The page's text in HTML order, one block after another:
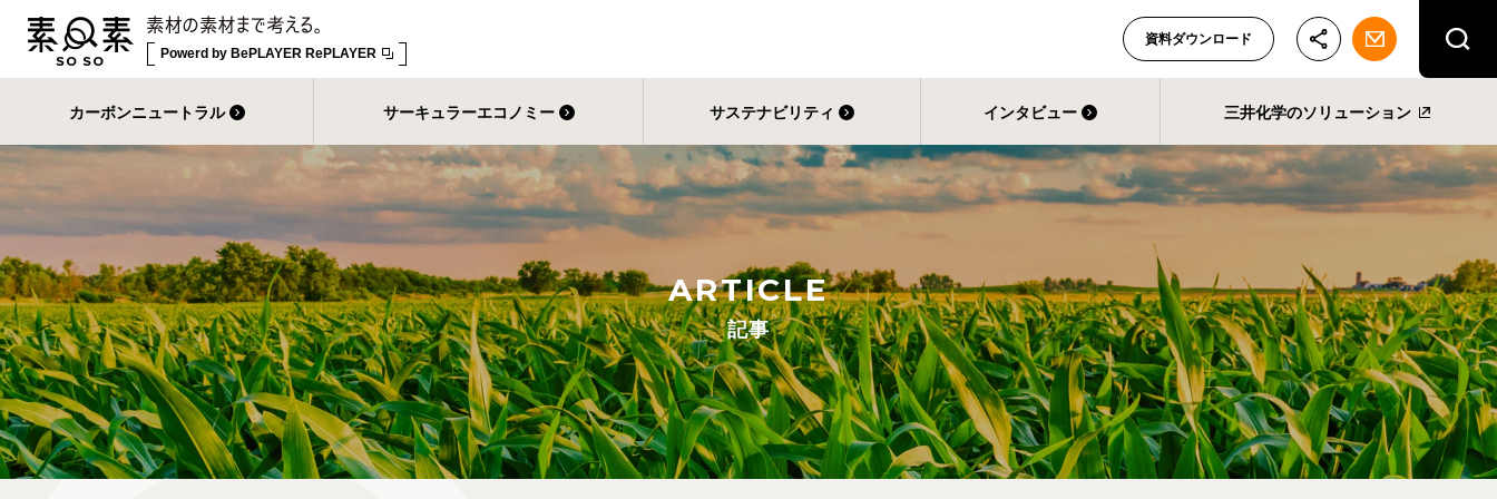
Powerd by BePLAYER RePLAYER
資料ダウンロード
カーボンニュートラル サーキュラーエコノミー サステナビリティ インタビュー 三井化学のソリューション
ARTICLE
記事